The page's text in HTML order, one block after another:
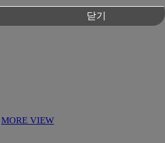
MORE VIEW
닫기